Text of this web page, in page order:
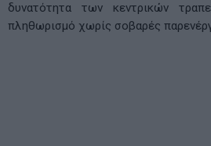
δυνατότητα των κεντρικών
πληθωρισμό χωρίς σοβαρές